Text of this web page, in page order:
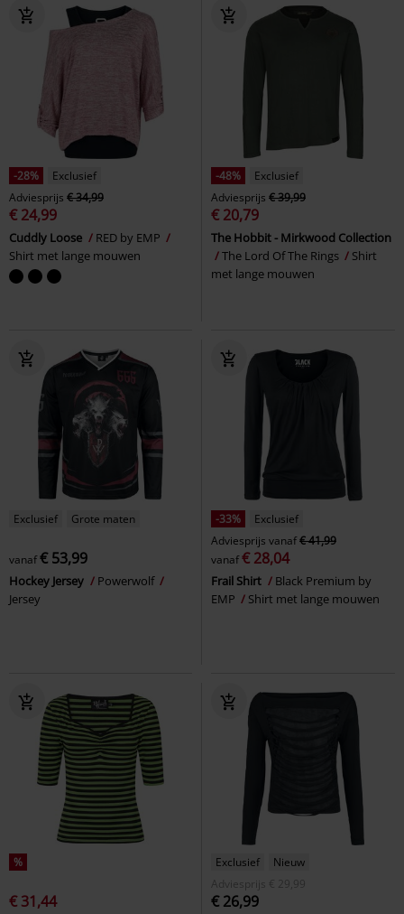
-28%
Exclusief
Adviesprijs € 34,99
€ 24,99
Cuddly Loose
RED by EMP
Shirt met lange mouwen
-48%
Exclusief
Adviesprijs € 39,99
€ 20,79
The Hobbit - Mirkwood Collection
The Lord Of The Rings
Shirt
met lange mouwen
Exclusief Grote maten
vanaf€ 53,99
Hockey Jersey
Powerwolf
Jersey
-33%
Exclusief
Adviesprijs vanaf€ 41,99
vanaf€ 28,04
Frail Shirt
Black Premium by
EMP
Shirt met lange mouwen
%
€ 31,44
Exclusief
Nieuw
Adviesprijs
€ 29,99
€ 26,99